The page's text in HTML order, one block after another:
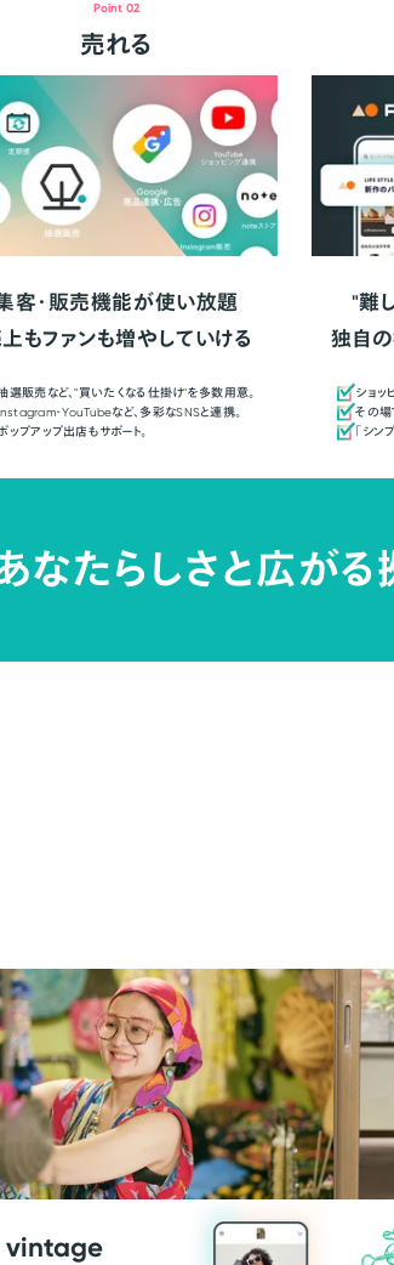
Point 02
売れる
客・販売機能が使い放題
もファンも増やしていける
選販売など、"買いたくなる仕掛け"を多数用意。
・YouTubeなど、多彩なSNSと連携。
ップアップ出店もサポート。
"難
独自
ショッ
その場
「シン
なたらしさと広がる
vintage